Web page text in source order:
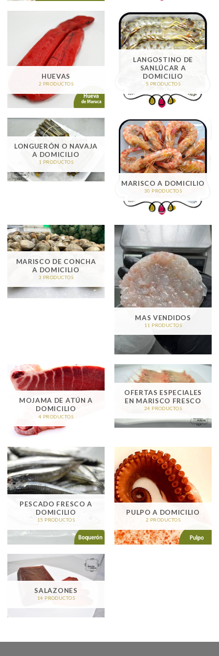
HUEVAS
2 PRODUCTOS
LANGOSTINO DE
SANLÚCAR A
DOMICILIO
5 PRODUCTOS
LONGUERÓN O NAVAJA
A DOMICILIO
1 PRODUCTOS
MARISCO A DOMICILIO
30 PRODUCTOS
MARISCO DE CONCHA
A DOMICILIO
3 PRODUCTOS
MAS VENDIDOS
11 PRODUCTOS
MOJAMA DE ATÚN A
DOMICILIO
4 PRODUCTOS
OFERTAS ESPECIALES
EN MARISCO FRESCO
24 PRODUCTOS
PESCADO FRESCO A
DOMICILIO
15 PRODUCTOS
PULPO A DOMICILIO
2 PRODUCTOS
SALAZONES
14 PRODUCTOS